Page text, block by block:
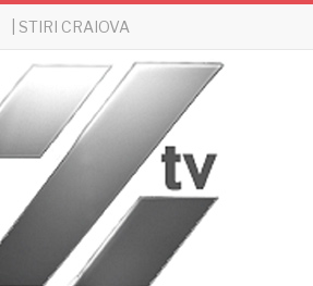
| STIRI CRAIOVA